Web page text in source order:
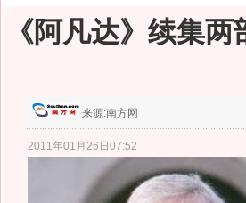
《阿凡达》续集
来源:南方网
2011年01月26日07:52